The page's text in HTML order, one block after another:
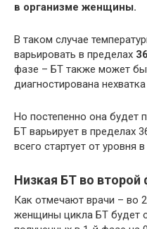
в организме женщины.
В таком случае
варьировать в пределах
фазе – БТ также может
диагностирована
Но постепенно она будет
БТ варьирует в пределах
всего стартует от уровня
Низкая БТ во второй
Как отмечают врачи – во
женщины цикла БТ будет